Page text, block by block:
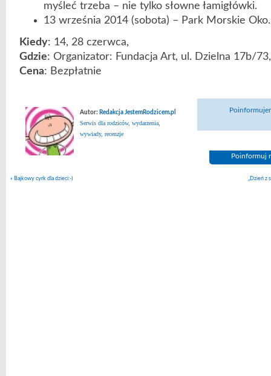
myśleć trzeba – nie tylko słowne łamigłówki.
13 września 2014 (sobota) – Park Morskie
Kiedy: 14, 28 czerwca,
Gdzie: Organizator: Fundacja Art, ul. Dzielna 17b/
Cena: Bezpłatnie
Autor: Redakcja JestemRodzicem.pl
Serwis dla rodziców, wydarzenia,
wywiady, recenzje
Poinformuj
« Bajkowy cyrk dla dzieci:-) „Dzień z